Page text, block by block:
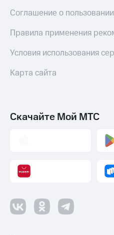
Соглашение о
Правила применения
Условия использования
Карта сайта
Скачайте Мой МТС